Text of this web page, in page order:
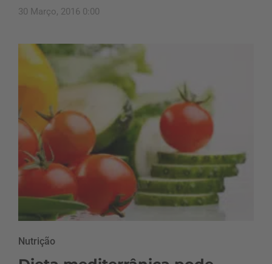
30 Março, 2016 0:00
Nutrição